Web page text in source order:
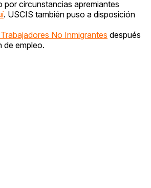
por circunstancias apremiantes
. USCIS también puso a disposición
No Inmigrantes después
de empleo.